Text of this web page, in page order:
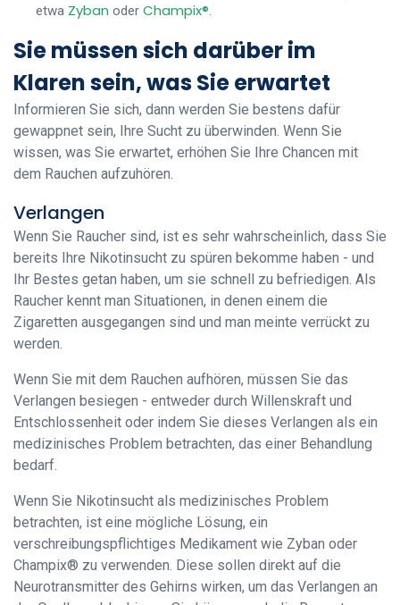
etwa Zyban oder Champix®.
Sie müssen sich darüber im
Klaren sein, was Sie erwartet
Informieren Sie sich, dann werden Sie bestens dafür
gewappnet sein, Ihre Sucht zu überwinden. Wenn Sie
wissen, was Sie erwartet, erhöhen Sie Ihre Chancen mit
dem Rauchen aufzuhören.
Verlangen
Wenn Sie Raucher sind, ist es sehr wahrscheinlich, dass Sie
bereits Ihre Nikotinsucht zu spüren bekomme haben - und
Ihr Bestes getan haben, um sie schnell zu befriedigen. Als
Raucher kennt man Situationen, in denen einem die
Zigaretten ausgegangen sind und man meinte verrückt zu
werden.
Wenn Sie mit dem Rauchen aufhören, müssen Sie das
Verlangen besiegen - entweder durch Willenskraft und
Entschlossenheit oder indem Sie dieses Verlangen als ein
medizinisches Problem betrachten, das einer Behandlung
bedarf.
Wenn Sie Nikotinsucht als medizinisches Problem
betrachten, ist eine mögliche Lösung, ein
verschreibungspflichtiges Medikament wie Zyban oder
Champix® zu verwenden. Diese sollen direkt auf die
Neurotransmitter des Gehirns wirken, um das Verlangen an